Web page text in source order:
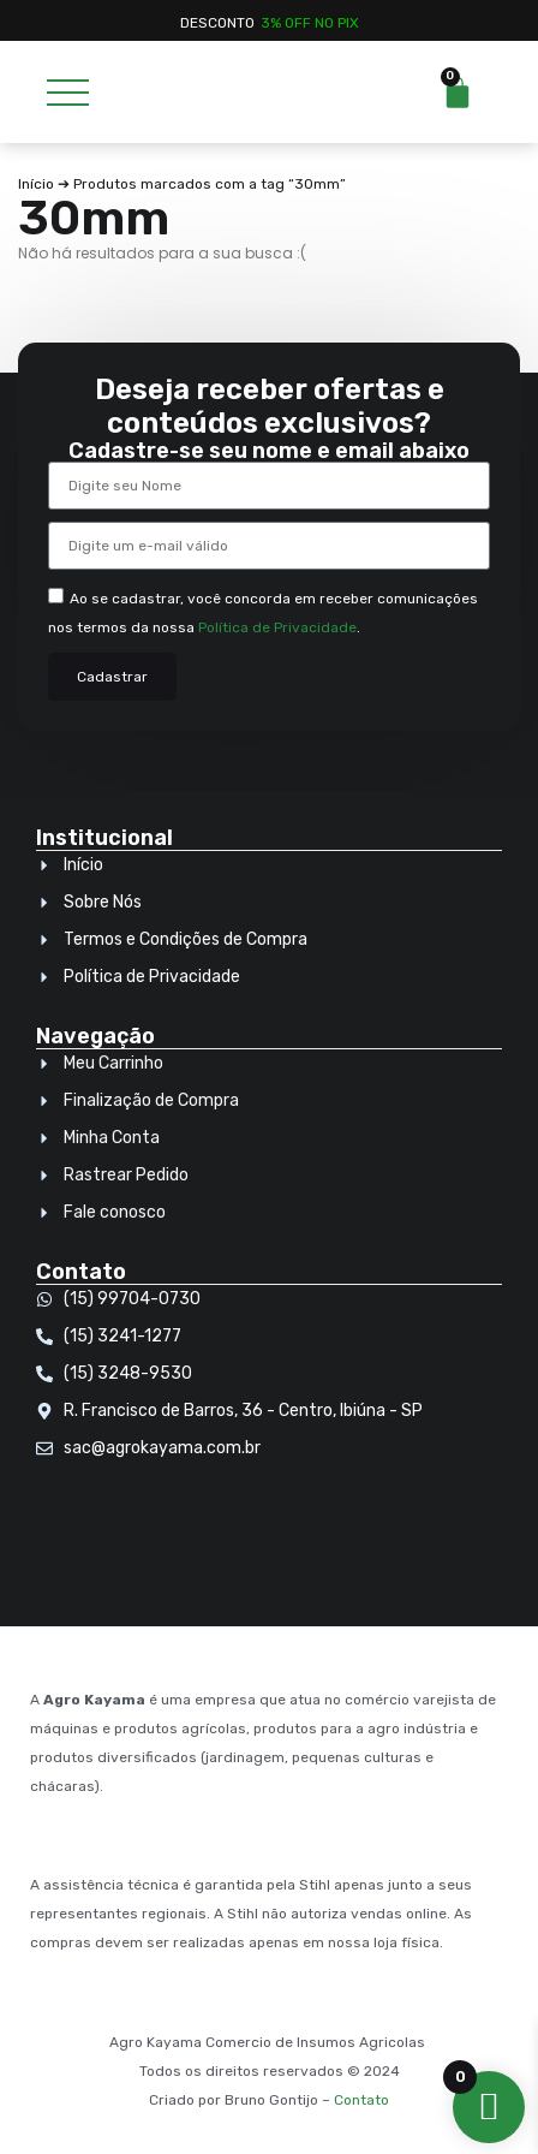
DESCONTO 3% OFF NO PIX
0
Início ➔ Produtos marcados com a tag “30mm”
30mm
Não há resultados para a sua busca :(
Deseja receber ofertas e
conteúdos exclusivos?
Cadastre-se seu nome e email abaixo
Ao se cadastrar, você concorda em receber comunicações
nos termos da nossa Política de Privacidade
Cadastrar
Institucional
Início
Sobre Nós
Termos e Condições de Compra
Política de Privacidade
Navegação
Meu Carrinho
Finalização de Compra
Minha Conta
Rastrear Pedido
Fale conosco
Contato
(15) 99704-0730
(15) 3241-1277
(15) 3248-9530
R. Francisco de Barros, 36 - Centro, Ibiúna - SP
sac@agrokayama.com.br
A Agro Kayama é uma empresa que atua no comércio varejista de
máquinas e produtos agrícolas, produtos para a agro indústria e
produtos diversificados (jardinagem, pequenas culturas e
chácaras).
A assistência técnica é garantida pela Stihl apenas junto a seus
representantes regionais. A Stihl não autoriza vendas online. As
compras devem ser realizadas apenas em nossa loja física.
Agro Kayama Comercio de Insumos Agricolas
Todos os direitos reservados © 2024
Criado por Bruno Gontijo – Contato
0